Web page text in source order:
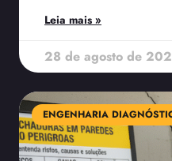
Leia mais »
28 de agosto de
ENGENHARIA